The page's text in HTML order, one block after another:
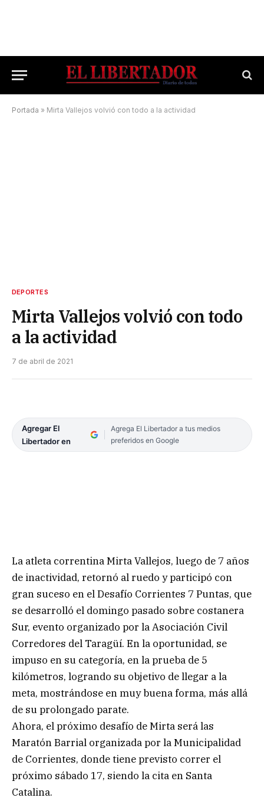
Portada » Mirta Vallejos volvió con todo a la actividad
DEPORTES
Mirta Vallejos volvió con todo
a la actividad
7 de abril de 2021
Agregar El
Libertador en
Agrega El Libertador a tus medios
preferidos en Google
La atleta correntina Mirta Vallejos, luego de 7 años
de inactividad, retornó al ruedo y participó con
gran suceso en el Desafío Corrientes 7 Puntas, que
se desarrolló el domingo pasado sobre costanera
Sur, evento organizado por la Asociación Civil
Corredores del Taragüí. En la oportunidad, se
impuso en su categoría, en la prueba de 5
kilómetros, logrando su objetivo de llegar a la
meta, mostrándose en muy buena forma, más allá
de su prolongado parate.
Ahora, el próximo desafío de Mirta será las
Maratón Barrial organizada por la Municipalidad
de Corrientes, donde tiene previsto correr el
próximo sábado 17, siendo la cita en Santa
Catalina.